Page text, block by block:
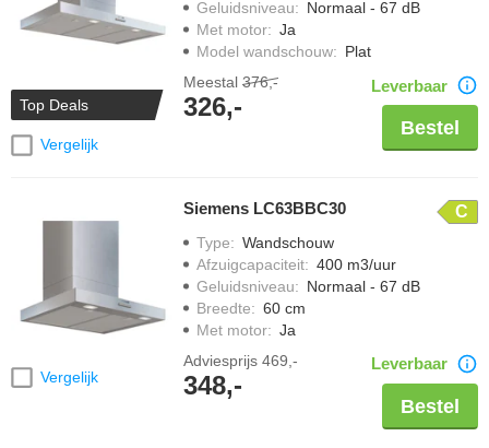
Top Deals
Vergelijk
Geluidsniveau: Normaal - 67 dB
Met motor: Ja
Model wandschouw: Plat
Meestal 376,-
326,-
Leverbaar
Bestel
Vergelijk
Siemens LC63BBC30 C
Type: Wandschouw
Afzuigcapaciteit: 400 m3/uur
Geluidsniveau: Normaal - 67 dB
Breedte: 60 cm
Met motor: Ja
Adviesprijs 469,-
348,-
Leverbaar
Bestel